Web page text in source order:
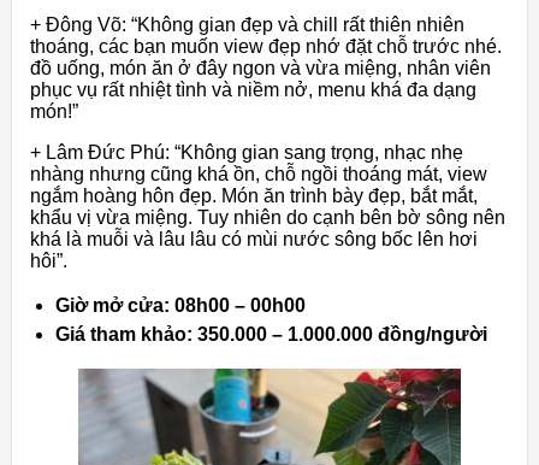
+ Đông Võ: “Không gian đẹp và chill rất thiên nhiên
thoáng, các bạn muốn view đẹp nhớ đặt chỗ trước nhé.
đồ uống, món ăn ở đây ngon và vừa miệng, nhân viên
phục vụ rất nhiệt tình và niềm nở, menu khá đa dạng
món!”
+ Lâm Đức Phú: “Không gian sang trọng, nhạc nhẹ
nhàng nhưng cũng khá ồn, chỗ ngồi thoáng mát, view
ngắm hoàng hôn đẹp. Món ăn trình bày đẹp, bắt mắt,
khẩu vị vừa miệng. Tuy nhiên do cạnh bên bờ sông nên
khá là muỗi và lâu lâu có mùi nước sông bốc lên hơi
hôi”.
Giờ mở cửa: 08h00 – 00h00
Giá tham khảo: 350.000 – 1.000.000 đồng/người